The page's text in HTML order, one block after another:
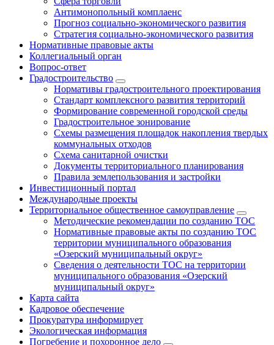
Антимонопольный комплаенс
Прогноз социально-экономического развития
Стратегия социально-экономического развития
Нормативные правовые акты
Коллегиальный орган
Вопрос-ответ
Градостроительство
Нормативы градостроительного проектирования
Стандарт комплексного развития территорий
Формирование современной городской среды
Градостроительное зонирование
Схемы размещения площадок накопления твердых
коммунальных отходов
Схема санитарной очистки
Документы территориального планирования
Правила землепользования и застройки
Инвестиционный портал
Международные проекты
Территориальное общественное самоуправление
Методические рекомендации по созданию ТОС
Нормативные правовые акты по созданию ТОС
территории муниципального образования
«Озерский муниципальный округ»
Сведения о деятельности ТОС на территории
муниципального образования «Озерский
муниципальный округ»
Карта сайта
Кадровое обеспечение
Прокуратура информирует
Экологическая информация
Погребение и похоронное дело